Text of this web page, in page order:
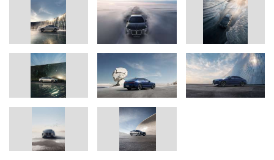
zu komfortorientierten Passagieren. Dank innovativer
Fahrwerkstechnik, darunter die serienmäßige
Adaptive 2‑Achs‑Luftfederung inklusive vier elektronisch
geregelter Stoßdämpfer, bietet der BMW 7er herausragende
Fahreigenschaften und Sicherheit. Erstmals sind ab Werk 22-Zoll-
Räder verfügbar, die Einstiegsbereifung beträgt mindestens 20
Zoll. Optional steigern die beiden Angebote „Adaptive Chassis
Control“ mit Integral-Aktivlenkung sowie „Adaptive Chassis Control
Professional“ mit Integral-Aktivlenkung und Wankstabilisierung
Komfort und Agilität weiter. Spezifische Fahrwerksausstattungen
wie das M Sportpaket und drei BMW M Performance Automobile
sorgen für noch mehr Dynamik. Moderne Funktionen wie die
digitale Reifenzustandskontrolle mit KI, ein integriertes